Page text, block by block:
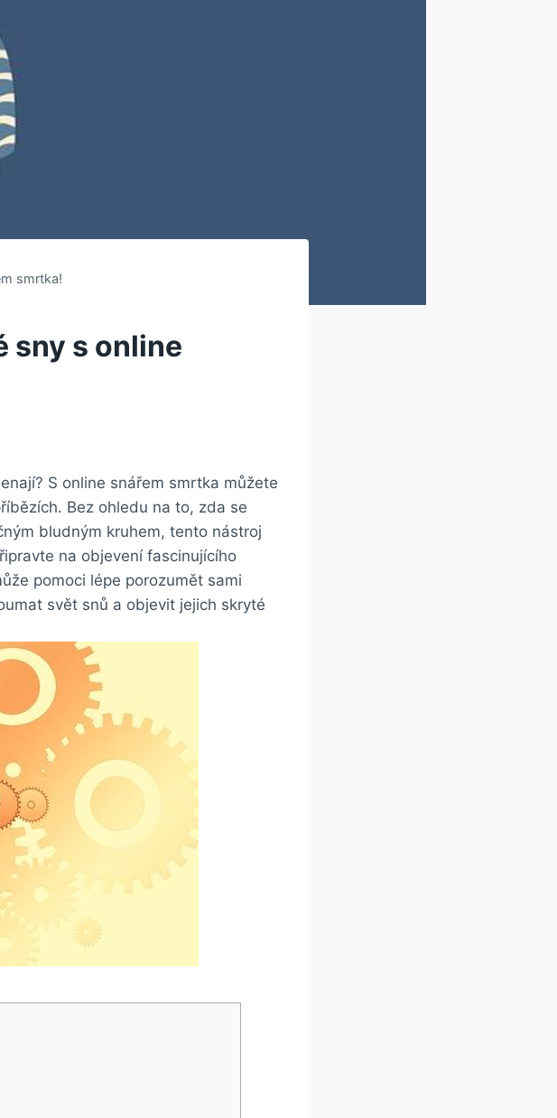
smrtka!
sny s online
S online snářem smrtka můžete
Bez ohledu na to, zda se
bludným kruhem, tento nástroj
na objevení fascinujícího
pomoci lépe porozumět sami
svět snů a objevit jejich skryté